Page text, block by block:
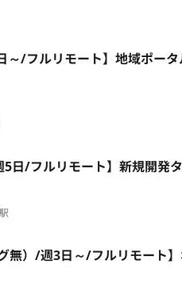
～/フルリモート】地域ポー
日/フルリモート】新規開発
無）/週3日～/フルリモート